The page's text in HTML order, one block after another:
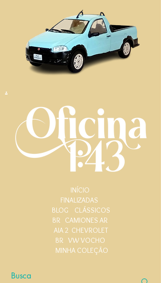
.
INÍCIO
FINALIZADAS
BLOG
CLÁSSICOS
BR CAMIONES AR
AIA 2 CHEVROLET
BR VW VOCHO
MINHA COLEÇÃO